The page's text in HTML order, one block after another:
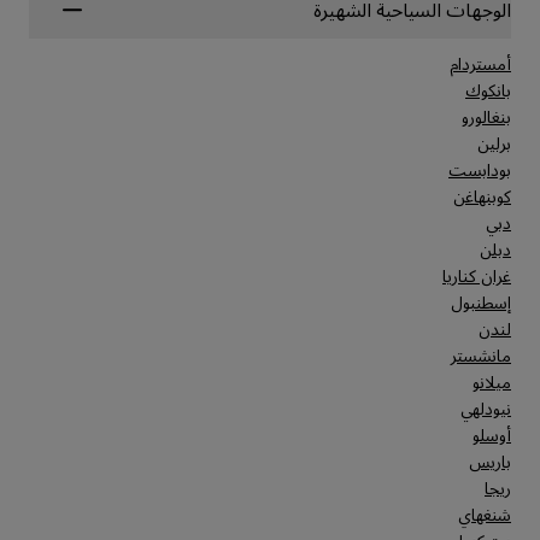
الوجهات السياحية الشهيرة
أمستردام
بانكوك
بنغالورو
برلين
بودابست
كوبنهاغن
دبي
دبلن
غران كناريا
إسطنبول
لندن
مانشستر
ميلانو
نيودلهي
أوسلو
باريس
ريجا
شنغهاي